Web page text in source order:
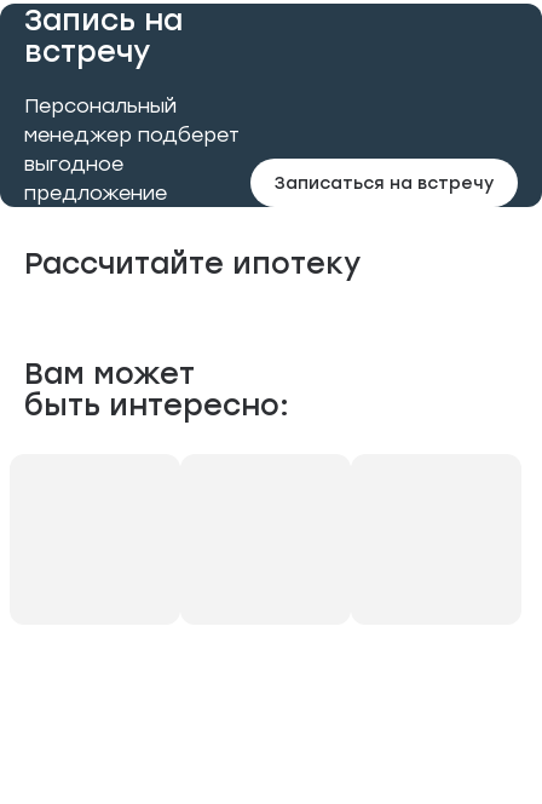
Запись на
встречу
Персональный
менеджер подберет
выгодное
предложение
Записаться на встречу
Рассчитайте ипотеку
Вам может
быть интересно: